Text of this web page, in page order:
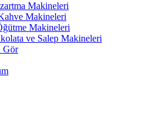
Makineleri
Makineleri
Makineleri
ve Salep Makineleri
Gör